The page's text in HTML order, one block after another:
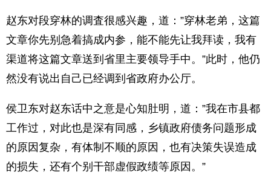
赵东对段穿林的调査很感兴趣，道：”穿林老弟，这篇
文章你先别急着搞成内参，能不能先让我拜读，我有
渠道将这篇文章送到省里主要领导手中。”此时，他仍
然没有说出自己已经调到省政府办公厅。
侯卫东对赵东话中之意是心知肚明，道：”我在市县都
工作过，对此也是深有同感，乡镇政府债务问题形成
的原因复杂，有体制不顺的原因，也有决策失误造成
的损失，还有个别干部虚假政绩等原因。”